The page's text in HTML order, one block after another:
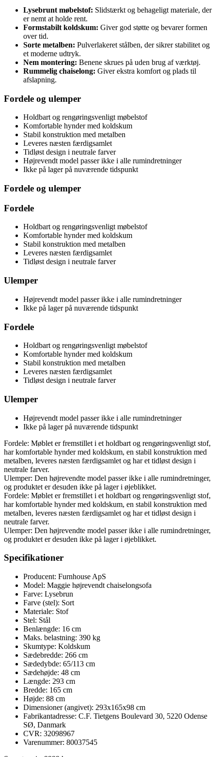
Lysebrunt møbelstof: Slidstærkt og behageligt materiale, der
er nemt at holde rent.
Formstabilt koldskum: Giver god støtte og bevarer formen
over tid.
Sorte metalben: Pulverlakeret stålben, der sikrer stabilitet og
et moderne udtryk.
Nem montering: Benene skrues på uden brug af værktøj.
Rummelig chaiselong: Giver ekstra komfort og plads til
afslapning.
Fordele og ulemper
Holdbart og rengøringsvenligt møbelstof
Komfortable hynder med koldskum
Stabil konstruktion med metalben
Leveres næsten færdigsamlet
Tidløst design i neutrale farver
Højrevendt model passer ikke i alle rumindretninger
Ikke på lager på nuværende tidspunkt
Fordele og ulemper
Fordele
Holdbart og rengøringsvenligt møbelstof
Komfortable hynder med koldskum
Stabil konstruktion med metalben
Leveres næsten færdigsamlet
Tidløst design i neutrale farver
Ulemper
Højrevendt model passer ikke i alle rumindretninger
Ikke på lager på nuværende tidspunkt
Fordele
Holdbart og rengøringsvenligt møbelstof
Komfortable hynder med koldskum
Stabil konstruktion med metalben
Leveres næsten færdigsamlet
Tidløst design i neutrale farver
Ulemper
Højrevendt model passer ikke i alle rumindretninger
Ikke på lager på nuværende tidspunkt
Fordele: Møblet er fremstillet i et holdbart og rengøringsvenligt stof,
har komfortable hynder med koldskum, en stabil konstruktion med
metalben, leveres næsten færdigsamlet og har et tidløst design i
neutrale farver.
Ulemper: Den højrevendte model passer ikke i alle rumindretninger,
og produktet er desuden ikke på lager i øjeblikket.
Fordele: Møblet er fremstillet i et holdbart og rengøringsvenligt stof,
har komfortable hynder med koldskum, en stabil konstruktion med
metalben, leveres næsten færdigsamlet og har et tidløst design i
neutrale farver.
Ulemper: Den højrevendte model passer ikke i alle rumindretninger,
og produktet er desuden ikke på lager i øjeblikket.
Specifikationer
Producent: Furnhouse ApS
Model: Maggie højrevendt chaiselongsofa
Farve: Lysebrun
Farve (stel): Sort
Materiale: Stof
Stel: Stål
Benlængde: 16 cm
Maks. belastning: 390 kg
Skumtype: Koldskum
Sædebredde: 266 cm
Sædedybde: 65/113 cm
Sædehøjde: 48 cm
Længde: 293 cm
Bredde: 165 cm
Højde: 88 cm
Dimensioner (angivet): 293x165x98 cm
Fabrikantadresse: C.F. Tietgens Boulevard 30, 5220 Odense
SØ, Danmark
CVR: 32098967
Varenummer: 80037545